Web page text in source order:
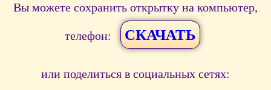
Вы можете сохранить открытку на компьютер,
телефон: СКАЧАТЬ
или поделиться в социальных сетях: